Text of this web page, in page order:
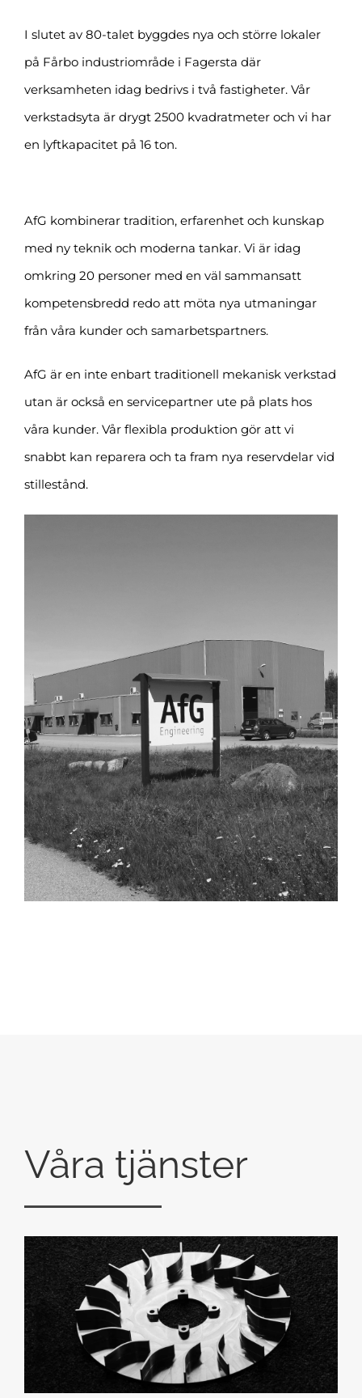
I slutet av 80-talet byggdes nya och större lokaler
på Fårbo industriområde i Fagersta där
verksamheten idag bedrivs i två fastigheter. Vår
verkstadsyta är drygt 2500 kvadratmeter och vi har
en lyftkapacitet på 16 ton.
AfG kombinerar tradition, erfarenhet och kunskap
med ny teknik och moderna tankar. Vi är idag
omkring 20 personer med en väl sammansatt
kompetensbredd redo att möta nya utmaningar
från våra kunder och samarbetspartners.
AfG är en inte enbart traditionell mekanisk verkstad
utan är också en servicepartner ute på plats hos
våra kunder. Vår flexibla produktion gör att vi
snabbt kan reparera och ta fram nya reservdelar vid
stillestånd.
Våra tjänster